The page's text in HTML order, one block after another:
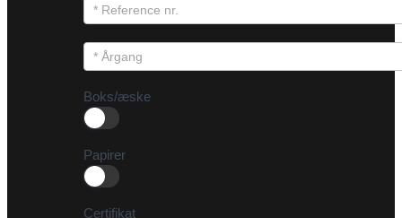
Boks/æske
Papirer
Certifikat